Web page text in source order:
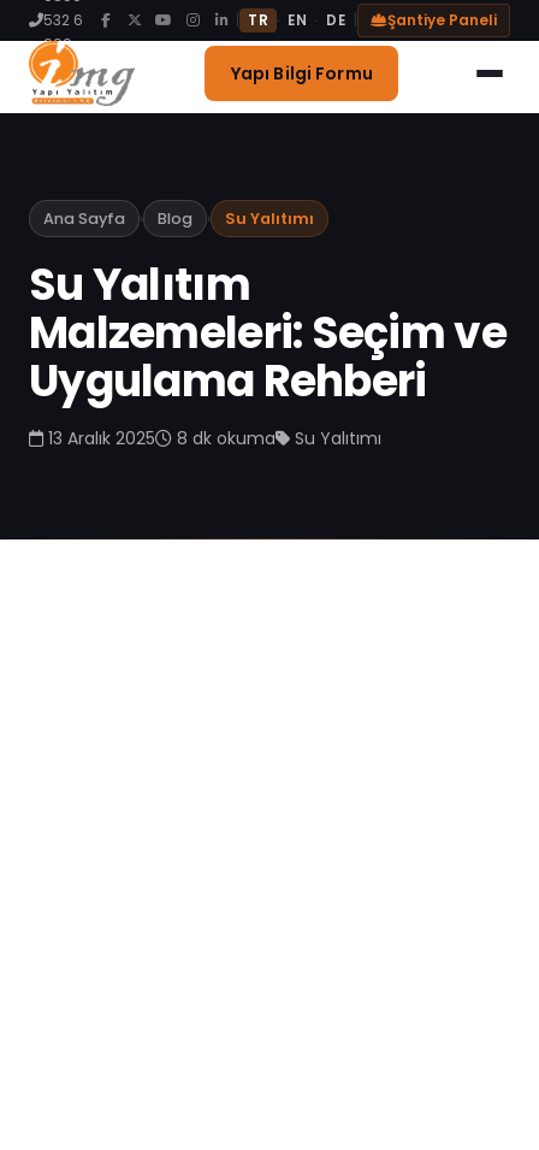
532 6
999
TR · EN · DE Şantiye Paneli
Blog
İletişim
Yapı Bilgi Formu
Ana Sayfa › Blog › Su Yalıtımı
Su Yalıtım
Malzemeleri: Seçim ve
Uygulama Rehberi
13 Aralık 2025 8 dk okuma Su Yalıtımı